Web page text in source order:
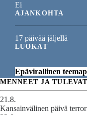
Ei
AJANKOHTA
17 päivää jäljellä
LUOKAT
Epävirallinen
MENNEET JA
21.8.
Kansainvälinen päivä